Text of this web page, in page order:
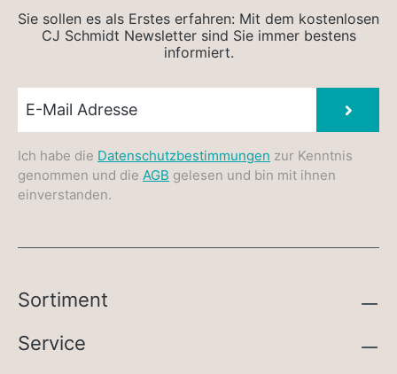
Sie sollen es als Erstes erfahren: Mit dem kostenlosen
CJ Schmidt Newsletter sind Sie immer bestens
informiert.
Ich habe die Datenschutzbestimmungen zur Kenntnis
genommen und die AGB gelesen und bin mit ihnen
einverstanden.
Sortiment
Service